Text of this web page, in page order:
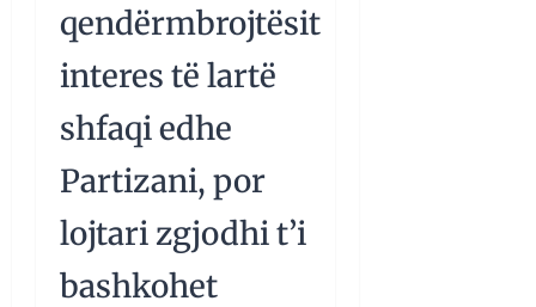
qendërmbrojtësit
interes të lartë
shfaqi edhe
Partizani, por
lojtari zgjodhi t’i
bashkohet